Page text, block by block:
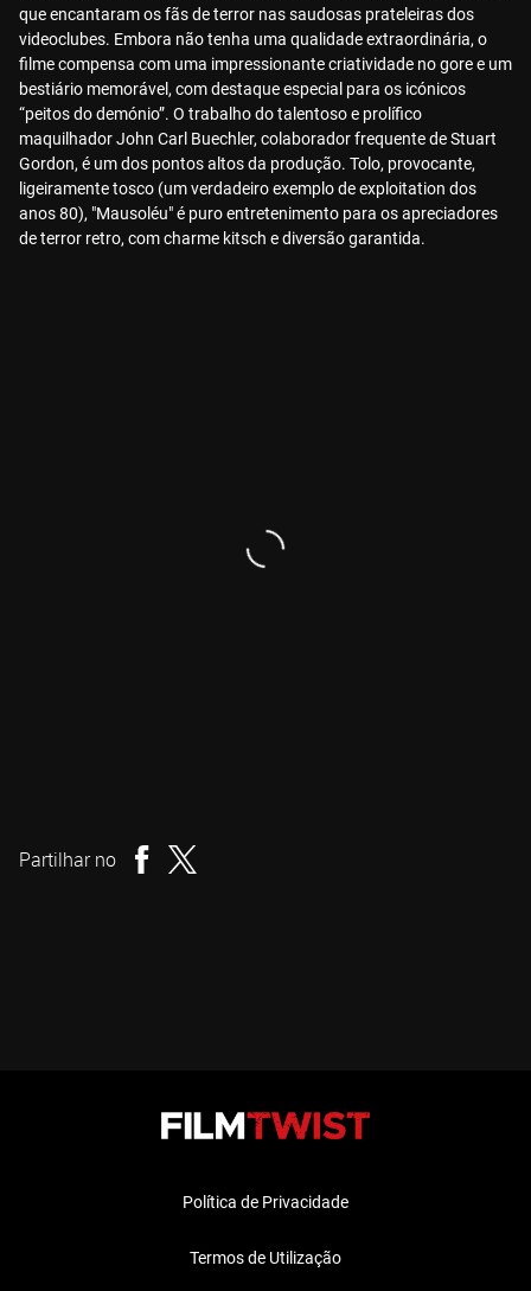
que encantaram os fãs de terror nas saudosas prateleiras dos
videoclubes. Embora não tenha uma qualidade extraordinária, o
filme compensa com uma impressionante criatividade no gore e um
bestiário memorável, com destaque especial para os icónicos
“peitos do demónio”. O trabalho do talentoso e prolífico
maquilhador John Carl Buechler, colaborador frequente de Stuart
Gordon, é um dos pontos altos da produção. Tolo, provocante,
ligeiramente tosco (um verdadeiro exemplo de exploitation dos
anos 80), "Mausoléu" é puro entretenimento para os apreciadores
de terror retro, com charme kitsch e diversão garantida.
Partilhar no
Política de Privacidade
Termos de Utilização